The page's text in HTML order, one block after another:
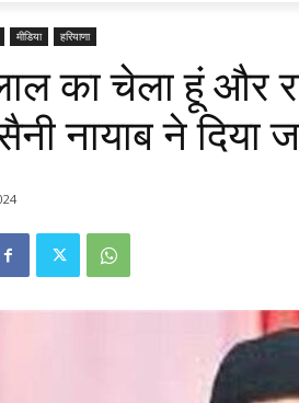
मीडिया हरियाणा
का चेला हूं और
नायाब ने दिया